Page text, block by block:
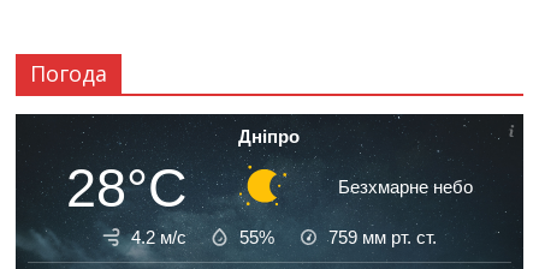
Погода
Дніпро
28°C Безхмарне небо
4.2 м/с 55% 759 мм рт. ст.